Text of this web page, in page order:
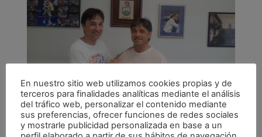
Imanol Arregui en el momento de renovar su
En nuestro sitio web utilizamos cookies propias y de
terceros para finalidades analíticas mediante el análisis
del tráfico web, personalizar el contenido mediante
sus preferencias, ofrecer funciones de redes sociales
y mostrarle publicidad personalizada en base a un